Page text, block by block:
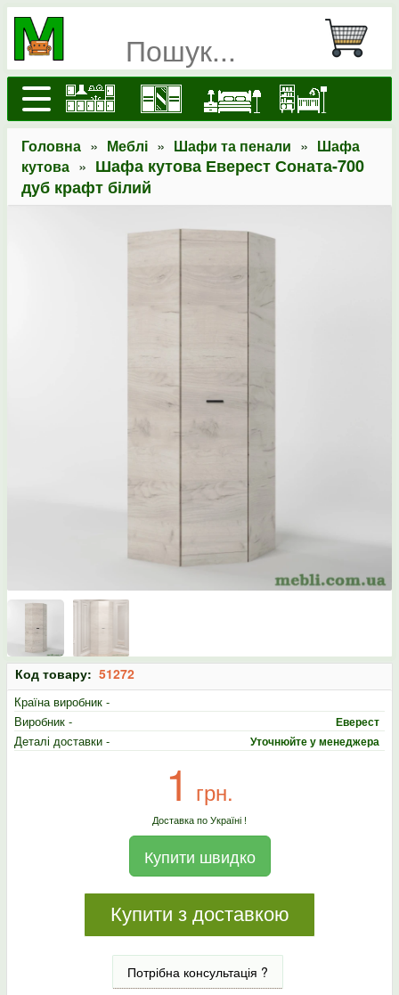
Головна » Меблі » Шафи та пенали » Шафа
кутова » Шафа кутова Еверест Соната-700
дуб крафт білий
Код товару: 51272
Країна виробник -
Виробник -
Еверест
Деталі доставки - Уточнюйте у менеджера
1 грн.
Доставка по Україні !
Купити швидко
Купити з доставкою
Потрібна консультація ?